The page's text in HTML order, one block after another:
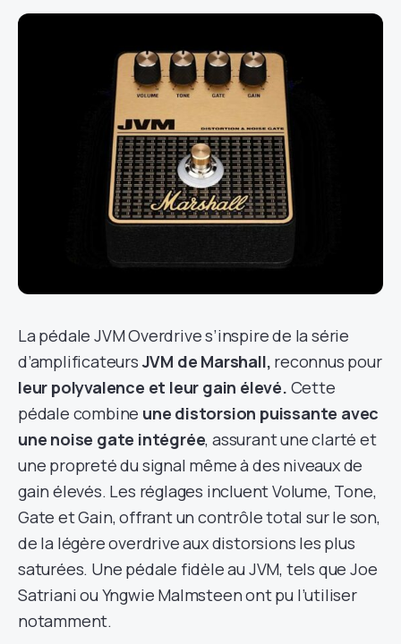
La pédale JVM Overdrive s’inspire de la série
d’amplificateursJVM de Marshall, reconnus pour
leur polyvalence et leur gain élevé. Cette
pédale combine une distorsion puissante avec
une noise gate intégrée, assurant une clarté et
une propreté du signal même à des niveaux de
gain élevés. Les réglages incluent Volume, Tone,
Gate et Gain, offrant un contrôle total sur le son,
de la légère overdrive aux distorsions les plus
saturées. Une pédale fidèle au JVM, tels que Joe
Satriani ou Yngwie Malmsteen ont pu l’utiliser
notamment.